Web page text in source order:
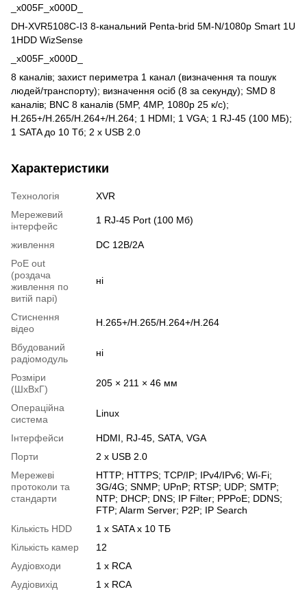
_x005F_x000D_
DH-XVR5108C-I3 8-канальний Penta-brid 5M-N/1080p Smart 1U
1HDD WizSense
_x005F_x000D_
8 каналів; захист периметра 1 канал (визначення та пошук
людей/транспорту); визначення осіб (8 за секунду); SMD 8
каналів; BNC 8 каналів (5MP, 4MP, 1080p 25 к/с);
H.265+/H.265/H.264+/H.264; 1 HDMI; 1 VGA; 1 RJ-45 (100 МБ);
1 SATA до 10 Тб; 2 х USB 2.0
Характеристики
Технологія
XVR
Мережевий
інтерфейс
1 RJ-45 Port (100 Мб)
живлення
DC 12В/2A
PoE out
(роздача
живлення по
витій парі)
ні
Стиснення
відео
H.265+/H.265/H.264+/H.264
Вбудований
радіомодуль
ні
Розміри
(ШxВxГ)
205 × 211 × 46 мм
Операційна
система
Linux
Інтерфейси
HDMI, RJ-45, SATA, VGA
Порти
2 x USB 2.0
Мережеві
протоколи та
стандарти
HTTP; HTTPS; TCP/IP; IPv4/IPv6; Wi-Fi;
3G/4G; SNMP; UPnP; RTSP; UDP; SMTP;
NTP; DHCP; DNS; IP Filter; PPPoE; DDNS;
FTP; Alarm Server; P2P; IP Search
Кількість HDD
1 х SATA x 10 ТБ
Кількість камер
12
Аудіовходи
1 x RCA
Аудіовихід
1 x RCA